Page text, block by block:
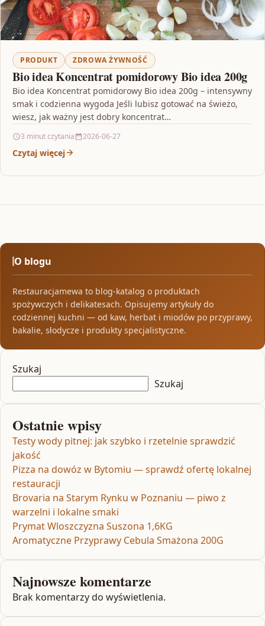
PRODUKT ZDROWA ŻYWNOŚĆ
Bio idea Koncentrat pomidorowy Bio idea 200g
Bio idea Koncentrat pomidorowy Bio idea 200g – intensywny
smak i codzienna wygoda Jeśli lubisz gotować na świeżo,
wiesz, jak ważny jest dobry koncentrat…
3 minut czytania 2026-06-27
Czytaj więcej
O blogu
Restauracjamewa to blog-katalog o produktach
spożywczych i delikatesach. Opisujemy artykuły do
codziennej kuchni — od kaw, herbat i miodów po przyprawy,
bakalie, słodycze i produkty specjalistyczne.
Szukaj
Szukaj
Ostatnie wpisy
Testy wody pitnej: jak szybko i rzetelnie sprawdzić
jakość
Pizza na dowóz w Bytomiu — sprawdź ofertę lokalnej
restauracji
Brovaria na Starym Rynku w Poznaniu — piwo z
warzelni i lokalne smaki
Prymat Wloszczyzna Suszona 1,6KG
Aromatyczne Przyprawy Cebula Smażona 200G
Najnowsze komentarze
Brak komentarzy do wyświetlenia.